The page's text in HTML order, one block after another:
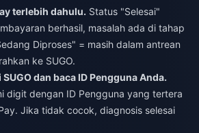
terlebih dahulu. Status "Selesai"
berhasil, masalah ada di tahap
Diproses" = masih dalam antrean
ke SUGO.
dan baca ID Pengguna Anda.
digit dengan ID Pengguna yang tertera
Jika tidak cocok, diagnosis selesai